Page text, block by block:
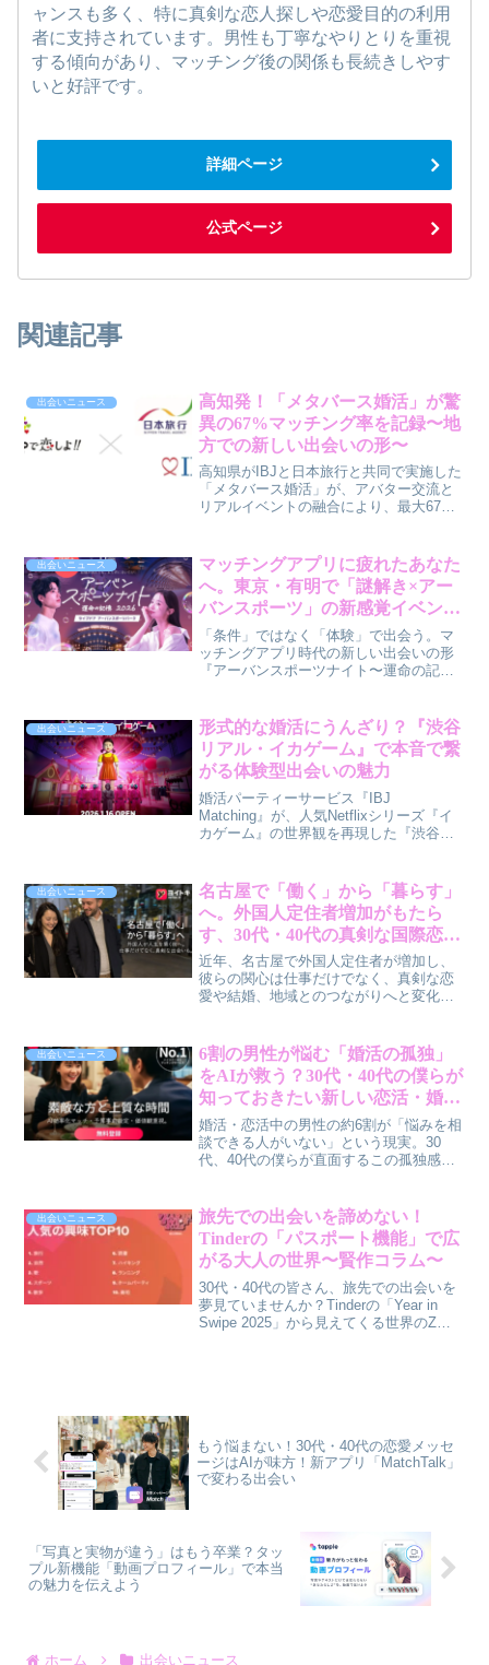
ャンスも多く、特に真剣な恋人探しや恋愛目的の利用
者に支持されています。男性も丁寧なやりとりを重視
する傾向があり、マッチング後の関係も長続きしやす
いと好評です。
詳細ページ
公式ページ
関連記事
出会いニュース
高知発！「メタバース婚活」が驚
異の67%マッチング率を記録〜地
方での新しい出会いの形〜
高知県がIBJと日本旅行と共同で実施した
「メタバース婚活」が、アバター交流と
リアルイベントの融合により、最大67%
域活性化にも繋がる新しい婚活の可能性
を探ります。
出会いニュース
マッチングアプリに疲れたあなた
へ。東京・有明で「謎解き×アー
バンスポーツ」の新感覚イベント
『運命の記憶2026』が開催！賢作
が体験の出会いを解説します。
「条件」ではなく「体験」で出会う。マ
ッチングアプリ時代の新しい出会いの形
『アーバンスポーツナイト〜運命の記憶
出会いを求める30代・40代の男女に向け
たイベントの魅力を、賢作が深掘りしま
す。
出会いニュース
形式的な婚活にうんざり？『渋谷
リアル・イカゲーム』で本音で繋
がる体験型出会いの魅力
婚活パーティーサービス『IBJ
Matching』が、人気Netflixシリーズ『イ
カゲーム』の世界観を再現した『渋谷リ
ルと高揚感を共有しながら自然な出会い
を楽しむ新しい婚活の形を提案します。
形式的な出会いに悩む30代・40代の男女
に向け、体験を通じて相手の本質に触れ
る機会を提供します。
出会いニュース
名古屋で「働く」から「暮らす」
へ。外国人定住者増加がもたら
す、30代・40代の真剣な国際恋愛
の可能性
近年、名古屋で外国人定住者が増加し、
彼らの関心は仕事だけでなく、真剣な恋
愛や結婚、地域とのつながりへと変化し
能性を広げているのか、賢作が解説しま
す。
出会いニュース
6割の男性が悩む「婚活の孤独」
をAIが救う？30代・40代の僕らが
知っておきたい新しい恋活・婚活
サポート
婚活・恋活中の男性の約6割が「悩みを相
談できる人がいない」という現実。30
代、40代の僕らが直面するこの孤独感
で、その新しいアプローチを深掘りしま
す。
出会いニュース
旅先での出会いを諦めない！
Tinderの「パスポート機能」で広
がる大人の世界〜賢作コラム〜
30代・40代の皆さん、旅先での出会いを
夢見ていませんか？Tinderの「Year in
Swipe 2025」から見えてくる世界のZ世
もう悩まない！30代・40代の恋愛メッセ
ージはAIが味方！新アプリ「MatchTalk」
で変わる出会い
「写真と実物が違う」はもう卒業？タッ
プル新機能「動画プロフィール」で本当
の魅力を伝えよう
ホーム 出会いニュース